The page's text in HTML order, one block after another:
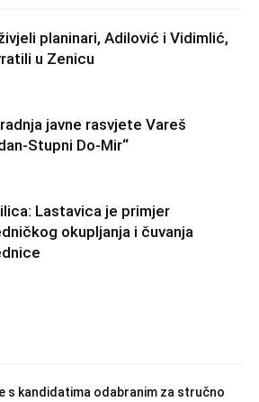
planinari, Adilović i Vidimlić,
u Zenicu
javne rasvjete Vareš
Stupni Do-Mir“
Lastavica je primjer
okupljanja i čuvanja
s kandidatima odabranim za stručno